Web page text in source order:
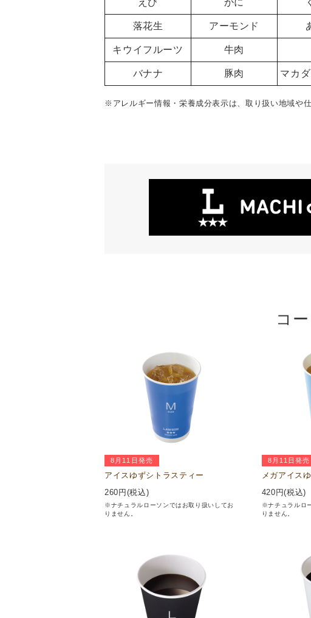
えび かに
落花生 アーモンド
キウイフルーツ 牛肉
バナナ 豚肉 マカ
※アレルギー情報・栄養成分表示は、取り扱い地域や
コ
8月11日発売
アイスゆずシトラスティー
260 円(税込)
※ナチュラルローソンではお取り扱いしてお
りません。
8月11日発売
メガアイス
420 円(税込)
※ナチュラルロ
りません。